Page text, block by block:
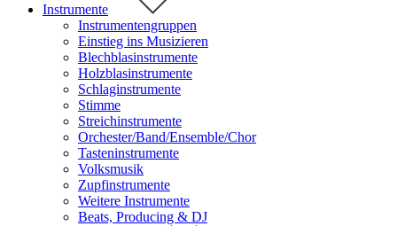
Instrumente
Instrumentengruppen
Einstieg ins Musizieren
Blechblasinstrumente
Holzblasinstrumente
Schlaginstrumente
Stimme
Streichinstrumente
Orchester/Band/Ensemble/Chor
Tasteninstrumente
Volksmusik
Zupfinstrumente
Weitere Instrumente
Beats, Producing & DJ